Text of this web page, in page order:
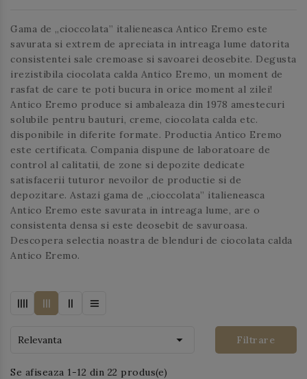
Gama de „cioccolata” italieneasca Antico Eremo este
savurata si extrem de apreciata in intreaga lume datorita
consistentei sale cremoase si savoarei deosebite. Degusta
irezistibila ciocolata calda Antico Eremo, un moment de
rasfat de care te poti bucura in orice moment al zilei!
Antico Eremo produce si ambaleaza din 1978 amestecuri
solubile pentru bauturi, creme, ciocolata calda etc.
disponibile in diferite formate. Productia Antico Eremo
este certificata. Compania dispune de laboratoare de
control al calitatii, de zone si depozite dedicate
satisfacerii tuturor nevoilor de productie si de
depozitare. Astazi gama de „cioccolata” italieneasca
Antico Eremo este savurata in intreaga lume, are o
consistenta densa si este deosebit de savuroasa.
Descopera selectia noastra de blenduri de ciocolata calda
Antico Eremo.
Relevanta  Filtrare
Se afiseaza 1-12 din 22 produs(e)